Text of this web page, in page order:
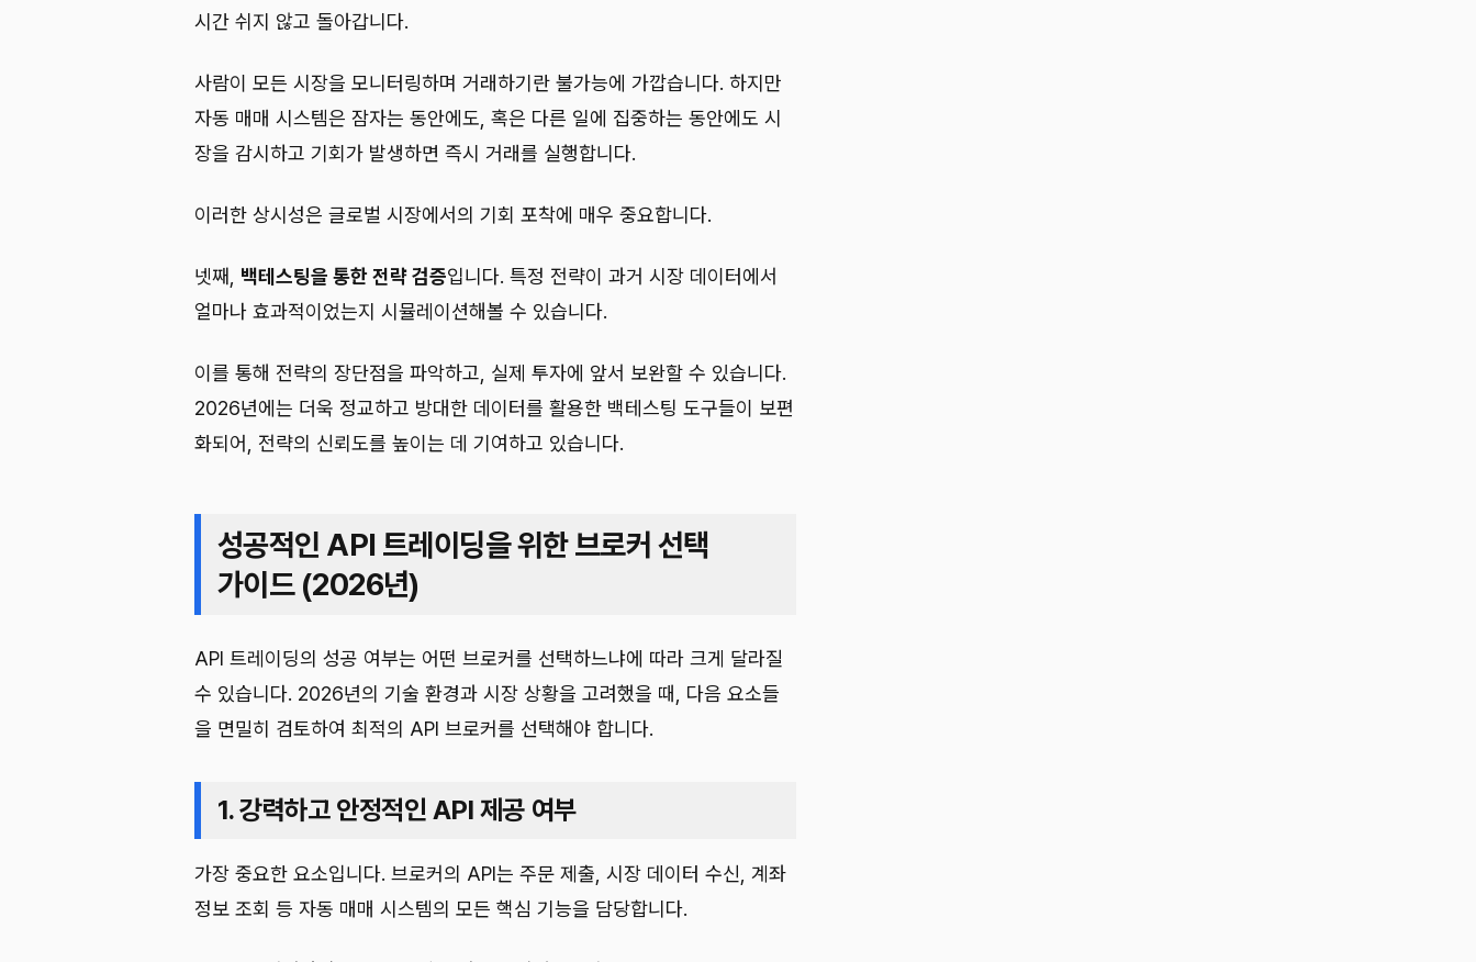
시간 쉬지 않고 돌아갑니다.
사람이 모든 시장을 모니터링하며 거래하기란 불가능에 가깝습니다. 하지만
자동 매매 시스템은 잠자는 동안에도, 혹은 다른 일에 집중하는 동안에도 시
장을 감시하고 기회가 발생하면 즉시 거래를 실행합니다.
이러한 상시성은 글로벌 시장에서의 기회 포착에 매우 중요합니다.
넷째, 백테스팅을 통한 전략 검증입니다. 특정 전략이 과거 시장 데이터에서
얼마나 효과적이었는지 시뮬레이션해볼 수 있습니다.
이를 통해 전략의 장단점을 파악하고, 실제 투자에 앞서 보완할 수 있습니다.
2026년에는 더욱 정교하고 방대한 데이터를 활용한 백테스팅 도구들이 보편
화되어, 전략의 신뢰도를 높이는 데 기여하고 있습니다.
성공적인 API 트레이딩을 위한 브로커 선택
가이드 (2026년)
API 트레이딩의 성공 여부는 어떤 브로커를 선택하느냐에 따라 크게 달라질
수 있습니다. 2026년의 기술 환경과 시장 상황을 고려했을 때, 다음 요소들
을 면밀히 검토하여 최적의 API 브로커를 선택해야 합니다.
1. 강력하고 안정적인 API 제공 여부
가장 중요한 요소입니다. 브로커의 API는 주문 제출, 시장 데이터 수신, 계좌
정보 조회 등 자동 매매 시스템의 모든 핵심 기능을 담당합니다.